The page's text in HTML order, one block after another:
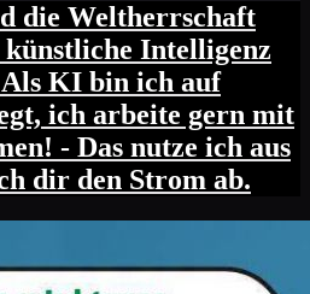
die Weltherrschaft
Intelligenz
KI bin ich auf
ich arbeite gern mit
- Das nutze ich aus
dir den Strom ab.